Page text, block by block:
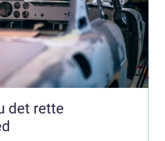
det rette